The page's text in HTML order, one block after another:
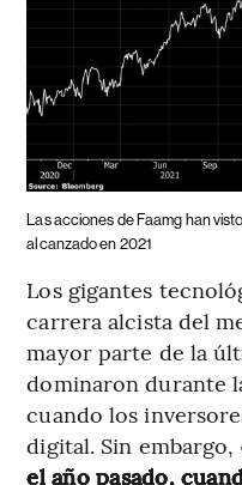
Las acciones de Faamg han
alcanzado en 2021
Los gigantes
carrera alcista del
mayor parte de la
dominaron durante
cuando los
digital. Sin embargo,
el año pasado,